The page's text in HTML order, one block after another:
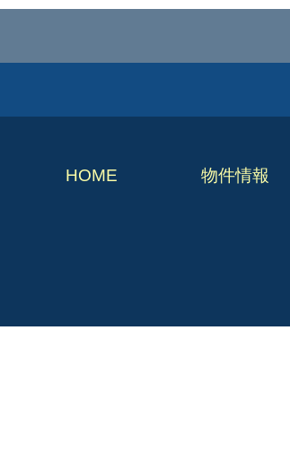
HOME 物件情報